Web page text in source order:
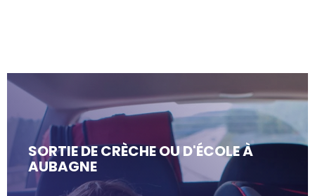
SORTIE DE CRÈCHE OU D'ÉCOLE À
AUBAGNE